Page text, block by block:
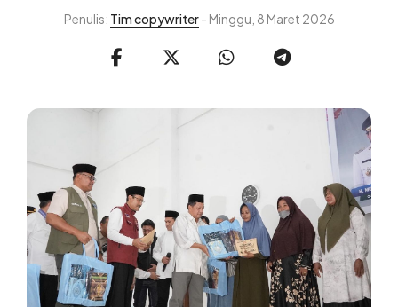
Penulis: Tim copywriter- Minggu, 8 Maret 2026